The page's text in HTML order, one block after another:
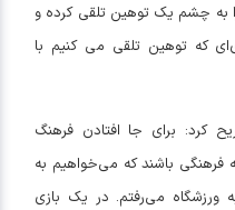
چشم یک توهین تلقی کرده و
که توهین تلقی می کنیم با
کرد: برای جا افتادن فرهنگ
باشند که می‌خواهیم به
می‌رفتم. در یک بازی